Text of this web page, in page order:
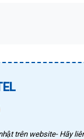
trên website- Hãy